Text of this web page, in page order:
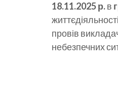
18.11.2025 р.в
провів
небезпечних